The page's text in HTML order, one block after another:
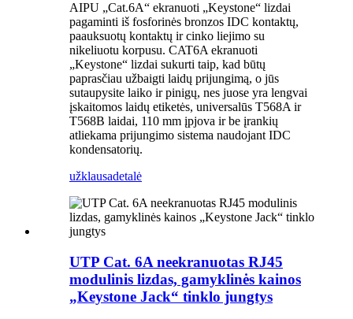
AIPU „Cat.6A“ ekranuoti „Keystone“ lizdai
pagaminti iš fosforinės bronzos IDC kontaktų,
paauksuotų kontaktų ir cinko liejimo su
nikeliuotu korpusu. CAT6A ekranuoti
„Keystone“ lizdai sukurti taip, kad būtų
paprasčiau užbaigti laidų prijungimą, o jūs
sutaupysite laiko ir pinigų, nes juose yra lengvai
įskaitomos laidų etiketės, universalūs T568A ir
T568B laidai, 110 mm įpjova ir be įrankių
atliekama prijungimo sistema naudojant IDC
kondensatorių.
užklausadetalė
UTP Cat. 6A neekranuotas RJ45
modulinis lizdas, gamyklinės kainos
„Keystone Jack“ tinklo jungtys